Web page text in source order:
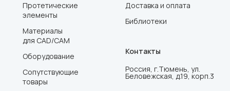
Протетические
элементы
Материалы
для CAD/CAM
Оборудование
Сопутствующие
товары
Доставка и оплата
Библиотеки
Контакты
Россия, г.Тюмень, ул.
Беловежская, д.19, корп.3